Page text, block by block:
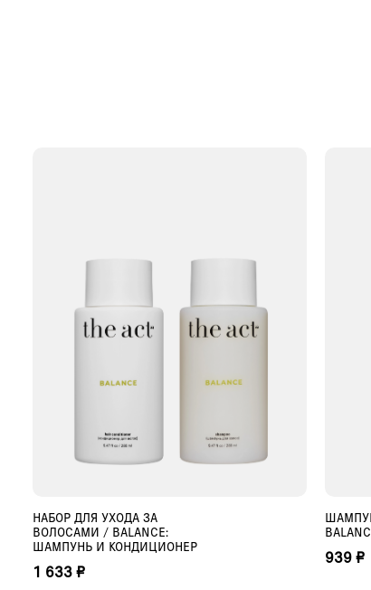
ДОБАВИТЬ В КОРЗИНУ
НАБОР ДЛЯ УХОДА ЗА
ВОЛОСАМИ / BALANCE:
ШАМПУНЬ И КОНДИЦИОНЕР
1 633 ₽
939 ₽